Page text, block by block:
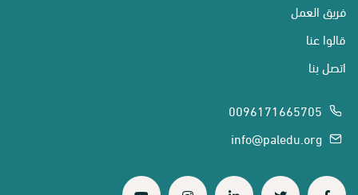
فريق العمل
قالوا عنا
اتصل بنا
0096171665705
info@paledu.org